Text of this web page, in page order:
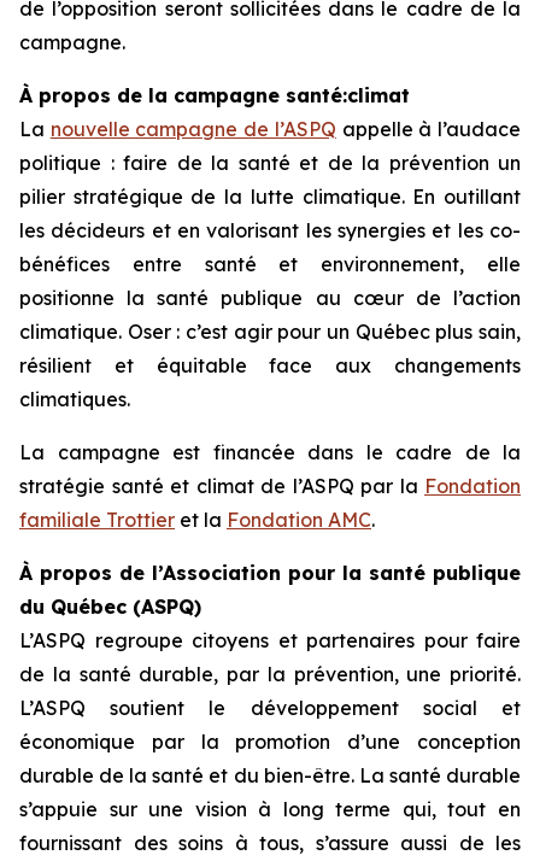
de l’opposition seront sollicitées dans le cadre de la
campagne.
À propos de la campagne santé:climat
La nouvelle campagne de l’ASPQ appelle à l’audace
politique : faire de la santé et de la prévention un
pilier stratégique de la lutte climatique. En outillant
les décideurs et en valorisant les synergies et les co-
bénéfices entre santé et environnement, elle
positionne la santé publique au cœur de l’action
climatique. Oser : c’est agir pour un Québec plus sain,
résilient et équitable face aux changements
climatiques.
La campagne est financée dans le cadre de la
stratégie santé et climat de l’ASPQ par la Fondation
familiale Trottier et la Fondation AMC.
À propos de l’Association pour la santé publique
du Québec (ASPQ)
L’ASPQ regroupe citoyens et partenaires pour faire
de la santé durable, par la prévention, une priorité.
L’ASPQ soutient le développement social et
économique par la promotion d’une conception
durable de la santé et du bien-être. La santé durable
s’appuie sur une vision à long terme qui, tout en
fournissant des soins à tous, s’assure aussi de les